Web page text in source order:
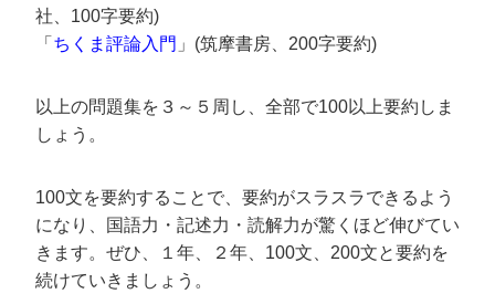
社、100字要約)
「 ちくま評論入門 」(筑摩書房、200字要約)
以上の問題集を３～５周し、全部で100以上要約しま
しょう。
100文を要約することで、要約がスラスラできるよう
になり、国語力・記述力・読解力が驚くほど伸びてい
きます。ぜひ、１年、２年、100文、200文と要約を
続けていきましょう。